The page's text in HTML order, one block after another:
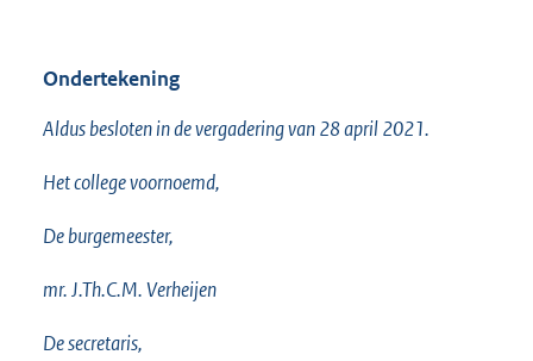
Ondertekening
Aldus besloten in de vergadering van 28 april 2021.
Het college voornoemd,
De burgemeester,
mr. J.Th.C.M. Verheijen
De secretaris,